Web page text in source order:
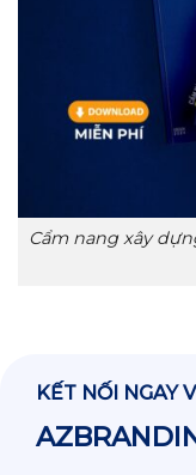
Cẩm nang xây
KẾT NỐI NGAY